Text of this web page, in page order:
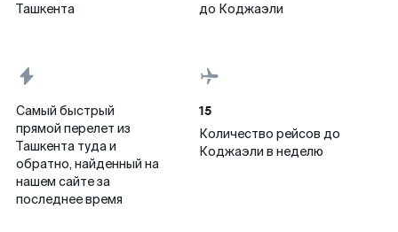
Ташкента
до Коджаэли
Самый быстрый
прямой перелет из
Ташкента туда и
обратно, найденный на
нашем сайте за
последнее время
15
Количество рейсов до
Коджаэли в неделю